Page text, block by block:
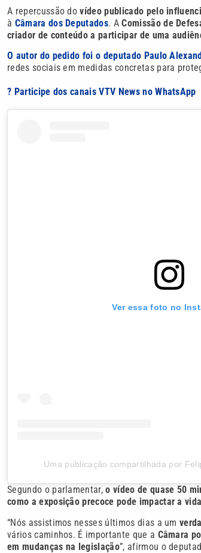
A repercussão dovídeo publicado pelo
à Câmara dos Deputados. AComissão de
criador de conteúdo a participar de uma
O autor do pedido foi o deputado Paulo
redes sociais em medidas concretas para
? Participe dos canais VTV News no WhatsApp
Ver essa foto no
Uma publicação compartilhada por
Segundo o parlamentar,o vídeo de quase 50
como a exposição precoce pode impactar a vida
“Nós assistimos nesses últimos dias a um
vários caminhos. É importante que a Câmara
em mudanças na legislação”, afirmou o